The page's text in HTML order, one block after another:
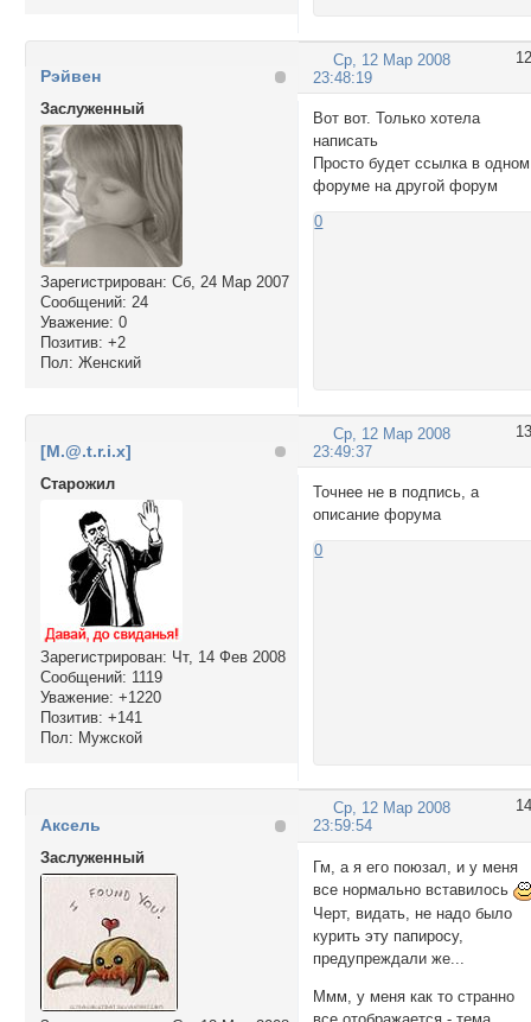
12
Ср, 12 Мар 2008
23:48:19
Рэйвен
Заслуженный
Зарегистрирован: Сб, 24 Мар 2007
Сообщений: 24
Уважение: 0
Позитив: +2
Пол: Женский
Вот вот. Только хотела
написать
Просто будет ссылка в одном
форуме на другой форум
0
13
Ср, 12 Мар 2008
23:49:37
[M.@.t.r.i.x]
Cтарожил
Зарегистрирован: Чт, 14 Фев 2008
Сообщений: 1119
Уважение: +1220
Позитив: +141
Пол: Мужской
Точнее не в подпись, а
описание форума
0
14
Ср, 12 Мар 2008
23:59:54
Аксель
Заслуженный
Гм, а я его поюзал, и у меня
все нормально вставилось
Черт, видать, не надо было
курить эту папиросу,
предупреждали же...
Ммм, у меня как то странно